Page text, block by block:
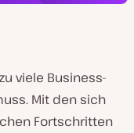
viele Business-
Mit den sich
Fortschritten